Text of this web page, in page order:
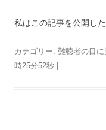
私はこの記事を公開し
カテゴリー: 難聴者の目
時25分52秒